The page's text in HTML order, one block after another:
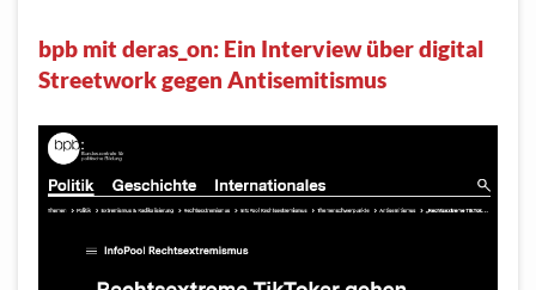
bpb mit deras_on: Ein Interview über digital
Streetwork gegen Antisemitismus